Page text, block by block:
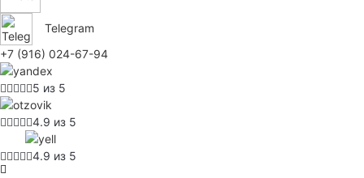
Telegram
+7 (916) 024-67-94
5 из 5
4.9 из 5
4.9 из 5